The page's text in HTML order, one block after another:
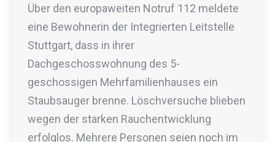
Über den europaweiten Notruf 112 meldete
eine Bewohnerin der Integrierten Leitstelle
Stuttgart, dass in ihrer
Dachgeschosswohnung des 5-
geschossigen Mehrfamilienhauses ein
Staubsauger brenne. Löschversuche blieben
wegen der starken Rauchentwicklung
erfolglos. Mehrere Personen seien noch im